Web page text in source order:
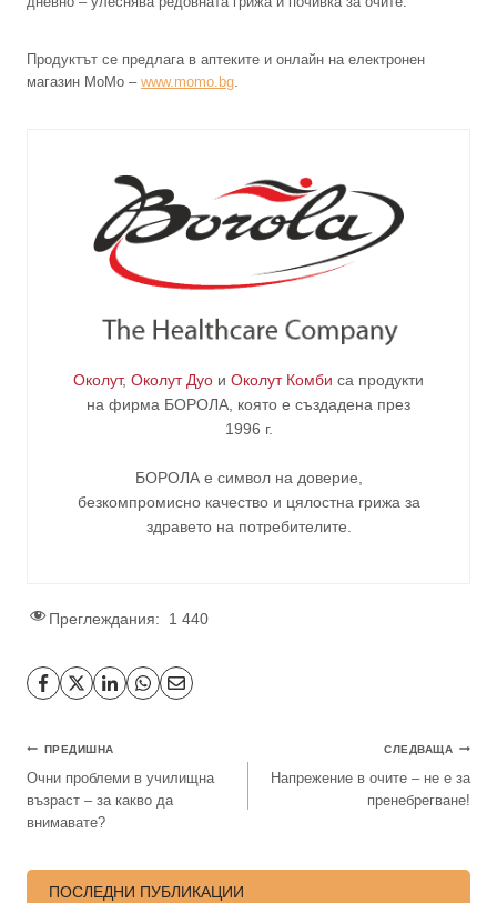
Продуктът се предлага в аптеките и онлайн на електронен
магазин MoMo – www.momo.bg
Околут, Околут Дуо и Околут Комби са продукти
на фирма БОРОЛА , която е създадена през
1996 г.
БОРОЛА е символ на доверие,
безкомпромисно качество и цялостна грижа за
здравето на потребителите
Преглеждания: 1 440
ПРЕДИШНА
Очни проблеми в училищна
възраст – за какво да
внимавате?
СЛЕДВАЩА
Напрежение в очите – не е за
пренебрегване!
ПОСЛЕДНИ ПУБЛИКАЦИИ